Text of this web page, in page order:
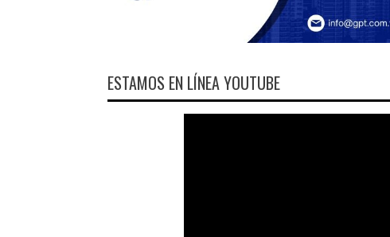
ESTAMOS EN LÍNEA YOUTUBE